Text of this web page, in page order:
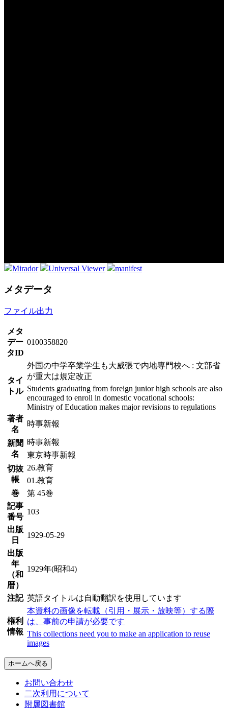
Mirador Universal Viewer manifest
メタデータ
ファイル出力
メタ
デー
タID
0100358820
タイ
トル
外国の中学卒業学生も大威張で内地専門校へ : 文部省
が重大は規定改正
Students graduating from foreign junior high schools are also
encouraged to enroll in domestic vocational schools:
Ministry of Education makes major revisions to regulations
著者
名
時事新報
新聞
名
時事新報
東京時事新報
切抜
帳
26.教育
01.教育
巻
第 45巻
記事
番号
103
出版
日
1929-05-29
出版
年
（和
暦）
1929年(昭和4)
注記 英語タイトルは自動翻訳を使用しています
権利
情報
本資料の画像を転載（引用・展示・放映等）する際
は、事前の申請が必要です
This collections need you to make an application to reuse
images
ホームへ戻る
お問い合わせ
二次利用について
附属図書館